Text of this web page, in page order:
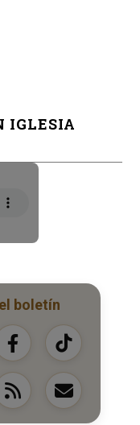
IGLESIA
boletín